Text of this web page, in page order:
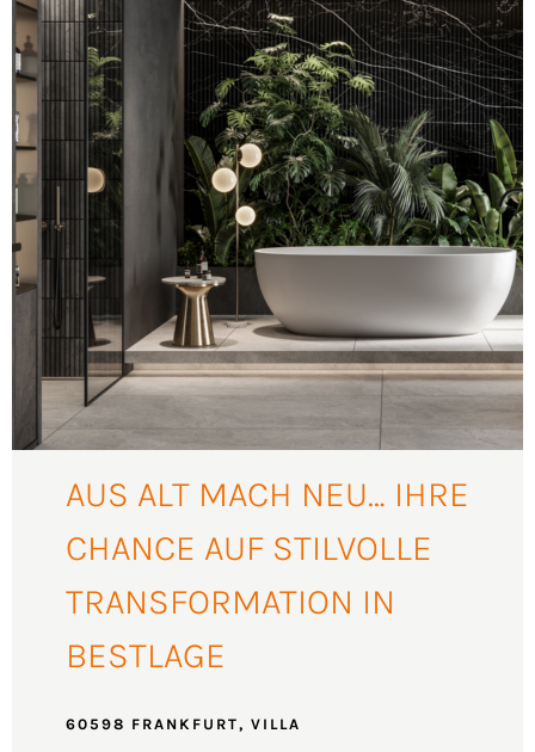
AUS ALT MACH NEU… IHRE
CHANCE AUF STILVOLLE
TRANSFORMATION IN
BESTLAGE
60598 FRANKFURT, VILLA